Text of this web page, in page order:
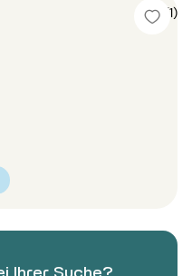
Ihrer Suche?
5 (1)